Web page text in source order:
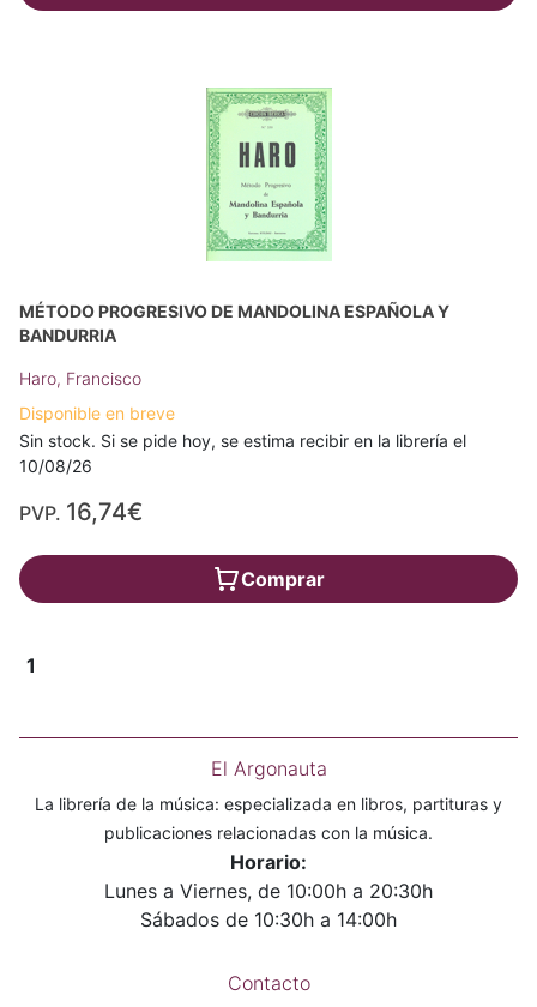
MÉTODO PROGRESIVO DE MANDOLINA ESPAÑOLA Y
BANDURRIA
Haro, Francisco
Disponible en breve
Sin stock. Si se pide hoy, se estima recibir en la librería el
10/08/26
PVP. 16,74€
Comprar
1
El Argonauta
La librería de la música: especializada en libros, partituras y
publicaciones relacionadas con la música.
Horario:
Lunes a Viernes, de 10:00h a 20:30h
Sábados de 10:30h a 14:00h
Contacto